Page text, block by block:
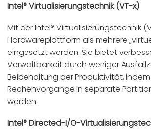
Intel® Virtualisierungstechnik (VT-x)
Mit der Intel® Virtualisierungstechnik
Hardwareplattform als mehrere
eingesetzt werden. Sie bietet
Verwaltbarkeit durch weniger
Beibehaltung der Produktivität,
Rechenvorgänge in separate
werden.
Intel® Directed-I/O-